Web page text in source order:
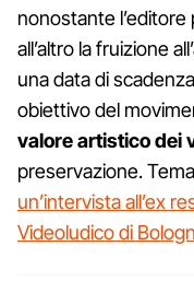
nonostante
all’altro la fruizione
una data di
obiettivo del
valore artistico dei
preservazione.
un’intervista all’ex
Videoludico di